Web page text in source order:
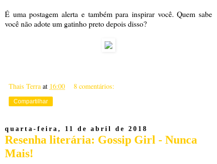
É uma postagem alerta e também para inspirar você. Quem sabe
você não adote um gatinho preto depois disso?
Thais Terra at 16:00 8 comentários:
Compartilhar
quarta-feira, 11 de abril de 2018
Resenha literária: Gossip Girl - Nunca
Mais!